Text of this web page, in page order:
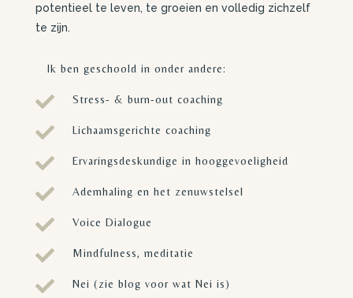
potentieel te leven, te groeien en volledig zichzelf
te zijn.
Ik ben geschoold in onder andere:
 Stress- & burn-out coaching
 Lichaamsgerichte coaching
 Ervaringsdeskundige in hooggevoeligheid
 Ademhaling en het zenuwstelsel
 Voice Dialogue
 Mindfulness, meditatie
 Nei (zie blog voor wat Nei is)